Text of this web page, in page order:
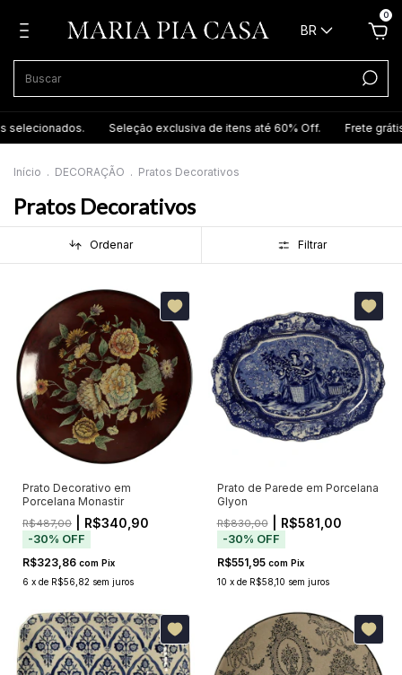
BR
0
Seleção exclusiva de itens até 60% Off. Frete grátis
Início . DECORAÇÃO . Pratos Decorativos
Pratos Decorativos
Ordenar Filtrar
Prato Decorativo em
Porcelana Monastir
R$487,00 | R$340,90
-30% OFF
R$323,86 com Pix
6 x de R$56,82 sem juros
Prato de Parede em Porcelana
Glyon
R$830,00| R$581,00
-30% OFF
R$551,95 com Pix
10 x de R$58,10 sem juros